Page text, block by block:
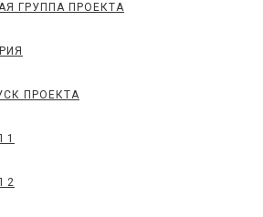
ГРУППА ПРОЕКТА
ПРОЕКТА
1
2